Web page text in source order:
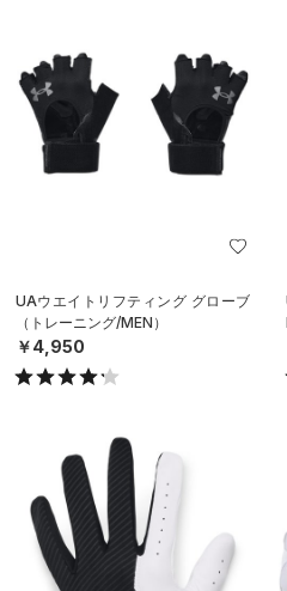
UAウエイトリフティング グローブ
（トレーニング/MEN）
￥4,950